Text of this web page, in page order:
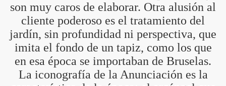
son muy caros de elaborar. Otra alusión al
cliente poderoso es el tratamiento del
jardín, sin profundidad ni perspectiva, que
imita el fondo de un tapiz, como los que
en esa época se importaban de Bruselas.
La iconografía de la Anunciación es la
AL VIENTO